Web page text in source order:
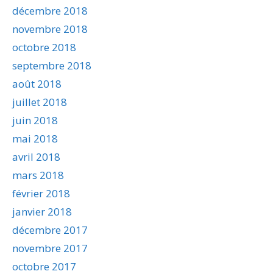
décembre 2018
novembre 2018
octobre 2018
septembre 2018
août 2018
juillet 2018
juin 2018
mai 2018
avril 2018
mars 2018
février 2018
janvier 2018
décembre 2017
novembre 2017
octobre 2017